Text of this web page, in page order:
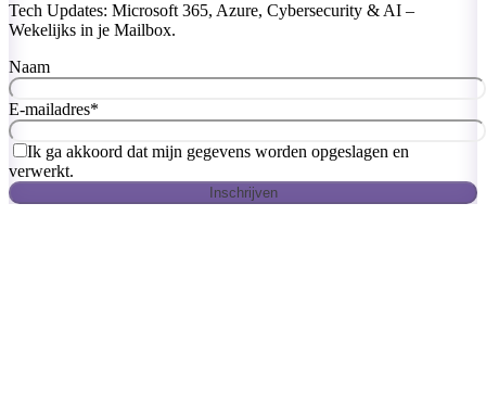
Tech Updates: Microsoft 365, Azure, Cybersecurity & AI –
Wekelijks in je Mailbox.
Naam
E-mailadres*
Ik ga akkoord dat mijn gegevens worden opgeslagen en
verwerkt.
Inschrijven